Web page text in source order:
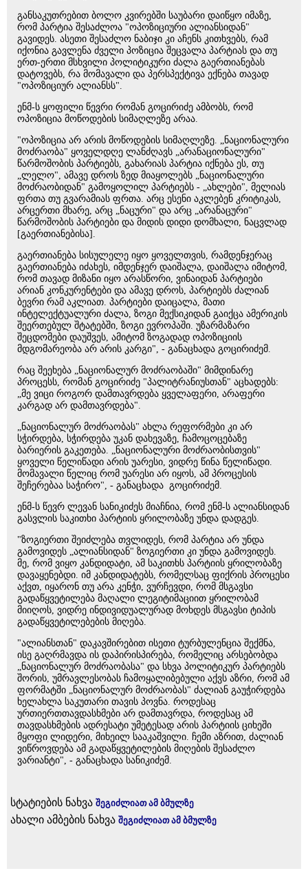
განსაკუთრებით ბოლო კვირებში საუბარი დაიწყო იმაზე,
რომ პარტია შესაძლოა "ოპოზიციური ალიანსიდან"
გავიდეს. ასეთი შესაძლო ნაბიჯი კი აჩენს კითხვებს, რამ
იქონია გავლენა ძველი პოზიცია შეცვალა პარტიას და თუ
ერთ-ერთი მსხვილი პოლიტიკური ძალა გაერთიანებას
დატოვებს, რა მომავალი და პერსპექტივა ექნება თავად
"ოპოზიციურ ალიანსს".
ენმ-ს ყოფილი წევრი რომან გოცირიძე ამბობს, რომ
ოპოზიცია მოწოდების სიმაღლეზე არაა.
"ოპოზიცია არ არის მოწოდების სიმაღლეზე. „ნაციონალური
მოძრაობა" ყოველდღე ლანძღავს „არანაციონალური"
წარმოშობის პარტიებს, გახარიას პარტია იქნება ეს, თუ
„ლელო", ამავე დროს ზედ მიაყოლებს „ნაციონალური
მოძრაობიდან" გამოყოლილ პარტიებს - „ახლები", მელიას
ფრთა თუ გვარამიას ფრთა. არც ესენი აკლებენ კრიტიკას,
არცერთი მხარე, არც „ნაცური" და არც „არანაცური"
წარმოშობის პარტიები და მიდის დიდი დომხალი, ნაცვლად
[გაერთიანებისა].
გაერთიანება სისულელე იყო ყოველთვის, რამდენჯერაც
გაერთიანება იძახეს, იმდენჯერ დაიშალა, დაიშალა იმიტომ,
რომ თავად მიზანი იყო არასწორი, ვინაიდან პარტიები
არიან კონკურენტები და ამავე დროს, პარტიებს ძალიან
ბევრი რამ აკლიათ. პარტიები დაიცალა, მათი
ინტელექტუალური ძალა, ზოგი მექსიკიდან გაიქცა ამერიკის
შეერთებულ შტატებში, ზოგი ევროპაში. უზარმაზარი
შეცდომები დაუშვეს, ამიტომ ზოგადად ოპოზიციის
მდგომარეობა არ არის კარგი", - განაცხადა გოცირიძემ.
რაც შეეხება „ნაციონალურ მოძრაობაში" მიმდინარე
პროცესს, რომან გოცირიძე "პალიტრანიუსთან" აცხადებს:
„მე ვიცი როგორ დამთავრდება ყველაფერი, არაფერი
კარგად არ დამთავრდება".
„ნაციონალურ მოძრაობას" ახლა რეფორმები კი არ
სჭირდება, სჭირდება უკან დახევაზე, ჩამოცოცებაზე
ბარიერის გაკეთება. „ნაციონალური მოძრაობისთვის"
ყოველი წელიწადი არის უარესი, ვიდრე წინა წელიწადი.
მომავალი წელიც რომ უარესი არ იყოს, ამ პროცესის
შეჩერებაა საჭირო", - განაცხადა გოცირიძემ.
ენმ-ს წევრ ლევან სანიკიძეს მიაჩნია, რომ ენმ-ს ალიანსიდან
გასვლის საკითხი პარტიის ყრილობაზე უნდა დადგეს.
"ზოგიერთი შეიძლება თვლიდეს, რომ პარტია არ უნდა
გამოვიდეს „ალიანსიდან" ზოგიერთი კი უნდა გამოვიდეს.
მე, რომ ვიყო კანდიდატი, ამ საკითხს პარტიის ყრილობაზე
დავაყენებდი. იმ კანდიდატებს, რომელსაც ფიქრის პროცესი
აქვთ, იყარონ თუ არა კენჭი, ვურჩევდი, რომ მსგავსი
გადაწყვეტილება მაღალი ლეგიტიმაციით ყრილობამ
მიიღოს, ვიდრე ინდივიდუალურად მოხდეს მსგავსი ტიპის
გადაწყვეტილებების მიღება.
"ალიანსთან" დაკავშირებით ისეთი ტურბულენცია შექმნა,
ისე გაღრმავდა ის დაპირისპირება, რომელიც არსებობდა
„ნაციონალურ მოძრაობასა" და სხვა პოლიტიკურ პარტიებს
შორის, უმრავლესობას ჩამოყალიბებული აქვს აზრი, რომ ამ
ფორმატში „ნაციონალურ მოძრაობას" ძალიან გაუჭირდება
ხელახლა საკუთარი თავის პოვნა. როდესაც
ურთიერთთავდასხმები არ დამთავრდა, როდესაც ამ
თავდასხმების ადრესატი უმეტესად არის პარტიის ციხეში
მყოფი ლიდერი, მიხეილ სააკაშვილი. ჩემი აზრით, ძალიან
ვიწროვდება ამ გადაწყვეტილების მიღების შესაძლო
ვარიანტი", - განაცხადა სანიკიძემ.
სტატიების ნახვა შეგიძლიათ ამ ბმულზე
ახალი ამბების ნახვა შეგიძლიათ ამ ბმულზე